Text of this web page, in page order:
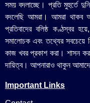
সময় বদলাচ্ছে। প্রতি মুহুর্তে
বদলেছি আমরা। আমরা থাকব
প্রতিবাদের বলিষ্ঠ কণ্ঠস্বর
সমালোচক এবং তথ্যের সবচেয়ে
কাজ খবর প্রকাশ করা। শাসন
দায়িত্ব। আপনারাও থাকুন
Important Links